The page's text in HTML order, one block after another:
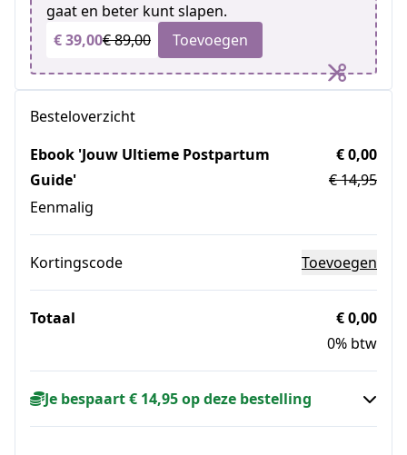
gaat en beter kunt slapen.
€ 39,00€ 89,00 Toevoegen
Besteloverzicht
Ebook 'Jouw Ultieme Postpartum
Guide'
Eenmalig
€ 0,00
€ 14,95
Kortingscode Toevoegen
Totaal
€ 0,00
0% btw
Je bespaart € 14,95 op deze bestelling